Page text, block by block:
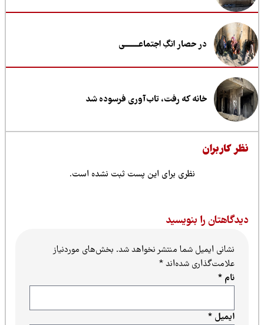
در حصار انگِ اجتماعــــــــی
خانه که رفت، تاب‌آوری فرسوده شد
کاربران
نظری برای این پست ثبت نشده است.
را بنویسید
نشانی ایمیل شما منتشر نخواهد شد.بخش‌های موردنیاز
علامت‌گذاری شده‌اند*
ایمیل*